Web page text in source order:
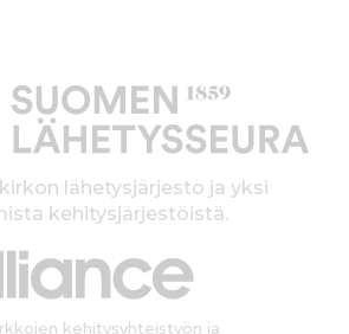
lähetysjärjestö ja yksi
kehitysjärjestöistä.
kehitysyhteistyön ja